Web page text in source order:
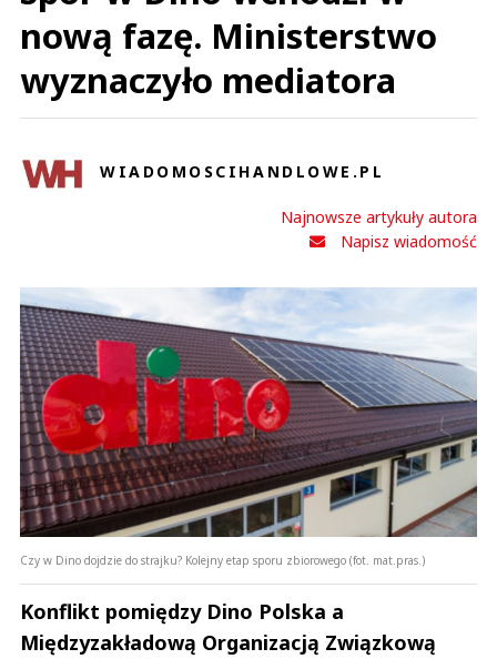
nową fazę. Ministerstwo
wyznaczyło mediatora
WIADOMOSCIHANDLOWE.PL
Najnowsze artykuły autora
Napisz wiadomość
Czy w Dino dojdzie do strajku? Kolejny etap sporu zbiorowego (fot. mat.pras.)
Konflikt pomiędzy Dino Polska a
Międzyzakładową Organizacją Związkową